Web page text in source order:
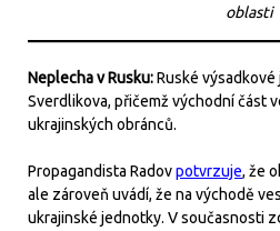
oblasti
Neplecha v Rusku:Ruské
Sverdlikova, přičemž východní část
ukrajinských obránců.
Propagandista Radovpotvrzuje, že
ale zároveň uvádí, že na východě
ukrajinské jednotky. V současnosti